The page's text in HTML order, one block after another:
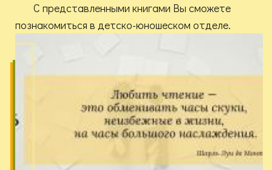
С представленными книгами Вы сможете
познакомиться в детско-юношеском отделе.